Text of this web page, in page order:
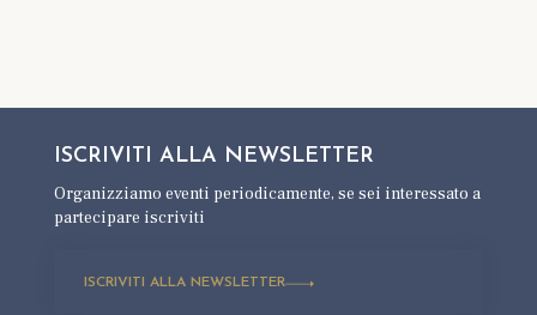
ISCRIVITI ALLA NEWSLETTER
Organizziamo eventi periodicamente,se sei interessato a
partecipare iscriviti
ISCRIVITI ALLA NEWSLETTER